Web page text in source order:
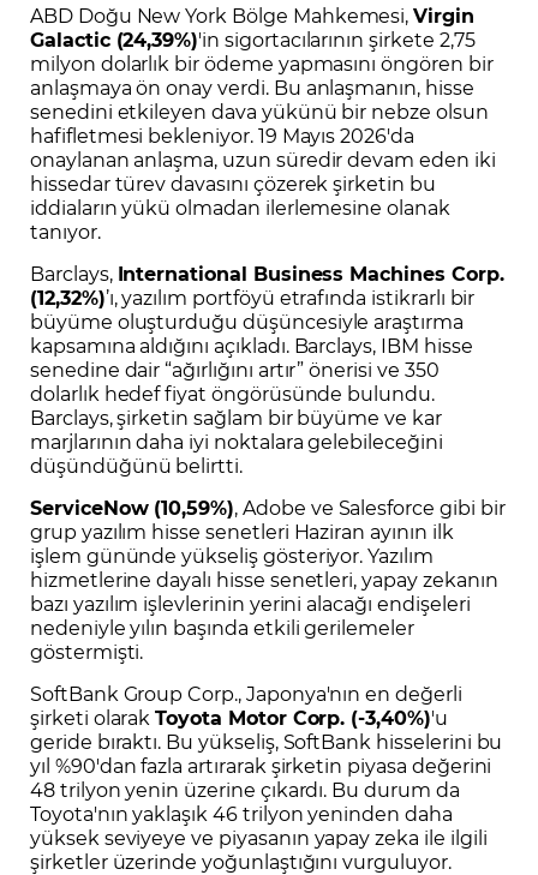
ABD Doğu New York Bölge Mahkemesi,Virgin
Galactic (24,39%)'in sigortacılarının şirkete 2,75
milyon dolarlık bir ödeme yapmasını öngören bir
anlaşmaya ön onay verdi. Bu anlaşmanın, hisse
senedini etkileyen dava yükünü bir nebze olsun
hafifletmesi bekleniyor. 19 Mayıs 2026'da
onaylanan anlaşma, uzun süredir devam eden iki
hissedar türev davasını çözerek şirketin bu
iddiaların yükü olmadan ilerlemesine olanak
tanıyor.
Barclays, International Business Machines Corp.
(12,32%)’ı, yazılım portföyü etrafında istikrarlı bir
büyüme oluşturduğu düşüncesiyle araştırma
kapsamına aldığını açıkladı. Barclays, IBM hisse
senedine dair “ağırlığını artır” önerisi ve 350
dolarlık hedef fiyat öngörüsünde bulundu.
Barclays, şirketin sağlam bir büyüme ve kar
marjlarının daha iyi noktalara gelebileceğini
düşündüğünü belirtti.
ServiceNow (10,59%), Adobe ve Salesforce gibi bir
grup yazılım hisse senetleri Haziran ayının ilk
işlem gününde yükseliş gösteriyor. Yazılım
hizmetlerine dayalı hisse senetleri, yapay zekanın
bazı yazılım işlevlerinin yerini alacağı endişeleri
nedeniyle yılın başında etkili gerilemeler
göstermişti.
SoftBank Group Corp., Japonya'nın en değerli
şirketi olarakToyota Motor Corp. (-3,40%)'u
geride bıraktı. Bu yükseliş, SoftBank hisselerini bu
yıl %90'dan fazla artırarak şirketin piyasa değerini
48 trilyon yenin üzerine çıkardı. Bu durum da
Toyota'nın yaklaşık 46 trilyon yeninden daha
yüksek seviyeye ve piyasanın yapay zeka ile ilgili
şirketler üzerinde yoğunlaştığını vurguluyor.